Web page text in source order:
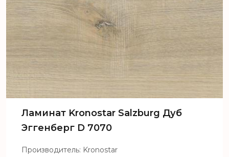
Ламинат Kronostar Salzburg Дуб
Эггенберг D 7070
Производитель: Kronostar